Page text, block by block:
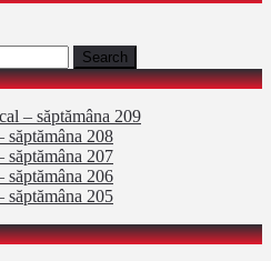
– săptămâna 209
săptămâna 208
săptămâna 207
săptămâna 206
săptămâna 205